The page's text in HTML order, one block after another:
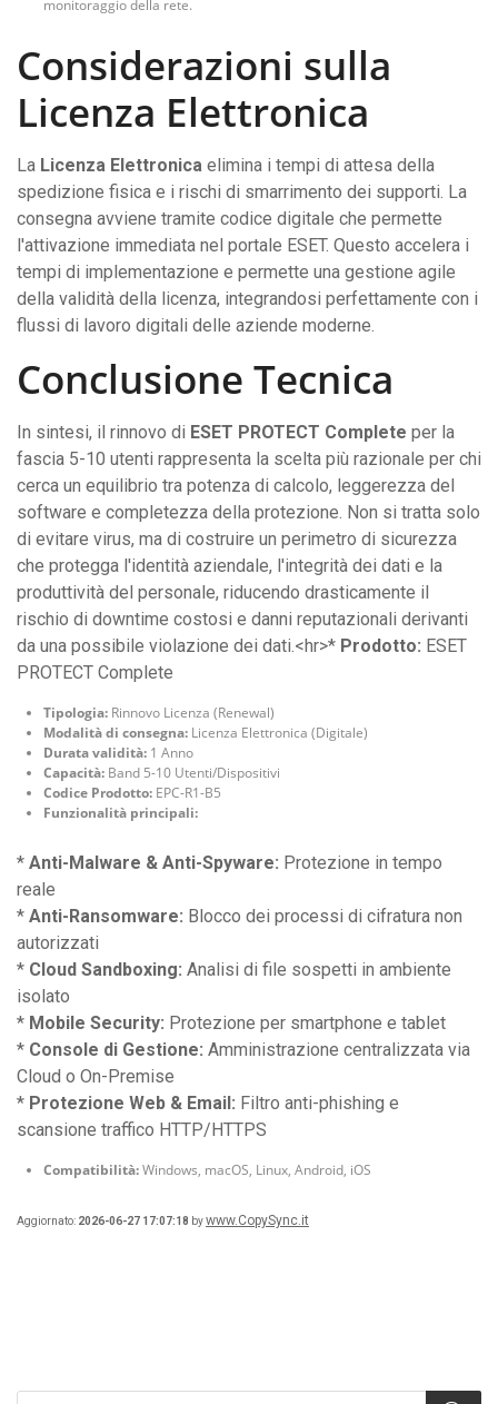
monitoraggio della rete.
Considerazioni sulla
Licenza Elettronica
La Licenza Elettronica elimina i tempi di attesa della
spedizione fisica e i rischi di smarrimento dei supporti. La
consegna avviene tramite codice digitale che permette
l'attivazione immediata nel portale ESET. Questo accelera i
tempi di implementazione e permette una gestione agile
della validità della licenza, integrandosi perfettamente con i
flussi di lavoro digitali delle aziende moderne.
Conclusione Tecnica
In sintesi, il rinnovo di ESET PROTECT Complete per la
fascia 5-10 utenti rappresenta la scelta più razionale per chi
cerca un equilibrio tra potenza di calcolo, leggerezza del
software e completezza della protezione. Non si tratta solo
di evitare virus, ma di costruire un perimetro di sicurezza
che protegga l'identità aziendale, l'integrità dei dati e la
produttività del personale, riducendo drasticamente il
rischio di downtime costosi e danni reputazionali derivanti
da una possibile violazione dei dati.<hr>* Prodotto: ESET
PROTECT Complete
Tipologia: Rinnovo Licenza (Renewal)
Modalità di consegna: Licenza Elettronica (Digitale)
Durata validità: 1 Anno
Capacità: Band 5-10 Utenti/Dispositivi
Codice Prodotto: EPC-R1-B5
Funzionalità principali:
* Anti-Malware & Anti-Spyware: Protezione in tempo
reale
* Anti-Ransomware: Blocco dei processi di cifratura non
autorizzati
* Cloud Sandboxing: Analisi di file sospetti in ambiente
isolato
* Mobile Security: Protezione per smartphone e tablet
* Console di Gestione: Amministrazione centralizzata via
Cloud o On-Premise
* Protezione Web & Email: Filtro anti-phishing e
scansione traffico HTTP/HTTPS
Compatibilità:Windows, macOS, Linux, Android, iOS
Aggiornato: 2026-06-27 17:07:18 bywww.CopySync.it
Products